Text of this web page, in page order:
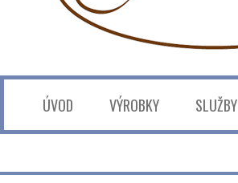
ÚVOD VÝROBKY SLUŽBY